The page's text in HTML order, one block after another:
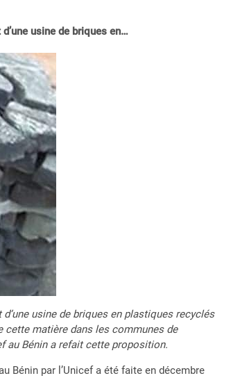
usine de briques en…
usine de briques en plastiques recyclés
cette matière dans les communes de
au Bénin a refait cette proposition.
Bénin par l’Unicef a été faite en décembre